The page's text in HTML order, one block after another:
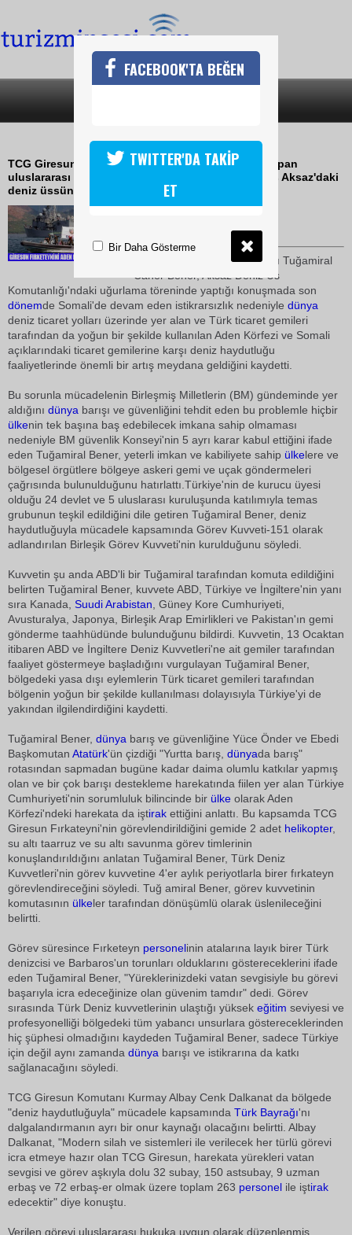
BAHRİYELİLER SOMALİ YOLUNDA
TCG Giresun Fırkateyni Aden Körfezi'nde görev yapan
uluslararası deniz gücüne katılmak üzere Marmaris Aksaz'daki
deniz üssünden yola çıktı
Güney Görev Grup Komutanı Tuğamiral
Caner Bener, Aksaz Deniz Üs
Komutanlığı'ndaki uğurlama töreninde yaptığı konuşmada son
dönemde Somali'de devam eden istikrarsızlık nedeniyle dünya
deniz ticaret yolları üzerinde yer alan ve Türk ticaret gemileri
tarafından da yoğun bir şekilde kullanılan Aden Körfezi ve Somali
açıklarındaki ticaret gemilerine karşı deniz haydutluğu
faaliyetlerinde önemli bir artış meydana geldiğini kaydetti.
Bu sorunla mücadelenin Birleşmiş Milletlerin (BM) gündeminde yer
aldığını dünya barışı ve güvenliğini tehdit eden bu problemle hiçbir
ülkenin tek başına baş edebilecek imkana sahip olmaması
nedeniyle BM güvenlik Konseyi'nin 5 ayrı karar kabul ettiğini ifade
eden Tuğamiral Bener, yeterli imkan ve kabiliyete sahip ülkelere ve
bölgesel örgütlere bölgeye askeri gemi ve uçak göndermeleri
çağrısında bulunulduğunu hatırlattı.Türkiye'nin de kurucu üyesi
olduğu 24 devlet ve 5 uluslarası kuruluşunda katılımıyla temas
grubunun teşkil edildiğini dile getiren Tuğamiral Bener, deniz
haydutluğuyla mücadele kapsamında Görev Kuvveti-151 olarak
adlandırılan Birleşik Görev Kuvveti'nin kurulduğunu söyledi.
Kuvvetin şu anda ABD'li bir Tuğamiral tarafından komuta edildiğini
belirten Tuğamiral Bener, kuvvete ABD, Türkiye ve İngiltere'nin yanı
sıra Kanada, Suudi Arabistan , Güney Kore Cumhuriyeti,
Avusturalya, Japonya, Birleşik Arap Emirlikleri ve Pakistan'ın gemi
gönderme taahhüdünde bulunduğunu bildirdi. Kuvvetin, 13 Ocaktan
itibaren ABD ve İngiltere Deniz Kuvvetleri'ne ait gemiler tarafından
faaliyet göstermeye başladığını vurgulayan Tuğamiral Bener,
bölgedeki yasa dışı eylemlerin Türk ticaret gemileri tarafından
bölgenin yoğun bir şekilde kullanılması dolayısıyla Türkiye'yi de
yakından ilgilendirdiğini kaydetti.
Tuğamiral Bener, dünya barış ve güvenliğine Yüce Önder ve Ebedi
Başkomutan Atatürk'ün çizdiği "Yurtta barış, dünyada barış"
rotasından sapmadan bugüne kadar daima olumlu katkılar yapmış
olan ve bir çok barışı destekleme harekatında fiilen yer alan Türkiye
Cumhuriyeti'nin sorumluluk bilincinde bir ülke olarak Aden
Körfezi'ndeki harekata da iştirak ettiğini anlattı. Bu kapsamda TCG
Giresun Fırkateyni'nin görevlendirildiğini gemide 2 adet helikopter,
su altı taarruz ve su altı savunma görev timlerinin
konuşlandırıldığını anlatan Tuğamiral Bener, Türk Deniz
Kuvvetleri'nin görev kuvvetine 4'er aylık periyotlarla birer fırkateyn
görevlendireceğini söyledi. Tuğ amiral Bener, görev kuvvetinin
komutasının ülkeler tarafından dönüşümlü olarak üslenileceğini
belirtti.
Görev süresince Fırketeyn personelinin atalarına layık birer Türk
denizcisi ve Barbaros'un torunları olduklarını göstereceklerini ifade
eden Tuğamiral Bener, "Yüreklerinizdeki vatan sevgisiyle bu görevi
başarıyla icra edeceğinize olan güvenim tamdır" dedi. Görev
sırasında Türk Deniz kuvvetlerinin ulaştığı yüksek eğitim seviyesi ve
profesyonelliği bölgedeki tüm yabancı unsurlara göstereceklerinden
hiç şüphesi olmadığını kaydeden Tuğamiral Bener, sadece Türkiye
için değil aynı zamanda dünya barışı ve istikrarına da katkı
sağlanacağını söyledi.
TCG Giresun Komutanı Kurmay Albay Cenk Dalkanat da bölgede
"deniz haydutluğuyla" mücadele kapsamında Türk Bayrağı'nı
dalgalandırmanın ayrı bir onur kaynağı olacağını belirtti. Albay
Dalkanat, "Modern silah ve sistemleri ile verilecek her türlü görevi
icra etmeye hazır olan TCG Giresun, harekata yürekleri vatan
sevgisi ve görev aşkıyla dolu 32 subay, 150 astsubay, 9 uzman
erbaş ve 72 erbaş-er olmak üzere toplam 263 personel ile iştirak
edecektir" diye konuştu.
Verilen görevi uluslararası hukuka uygun olarak düzenlenmiş
FACEBOOK'TA BEĞEN
TWITTER'DA TAKİP
ET
Bir Daha Gösterme